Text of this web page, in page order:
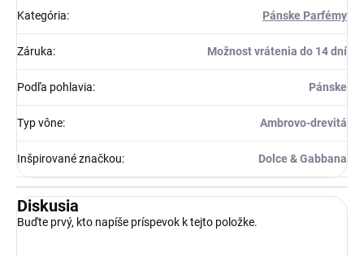
Kategória: Pánske Parfémy
Záruka: Možnost vrátenia do 14 dní
Podľa pohlavia: Pánske
Typ vône: Ambrovo-drevitá
Inšpirované značkou: Dolce & Gabbana
Diskusia
Buďte prvý, kto napíše príspevok k tejto položke.